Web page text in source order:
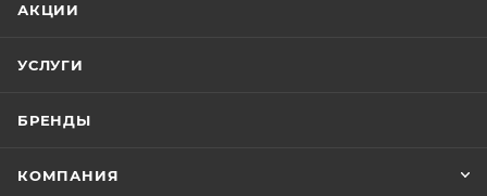
АКЦИИ
УСЛУГИ
БРЕНДЫ
КОМПАНИЯ